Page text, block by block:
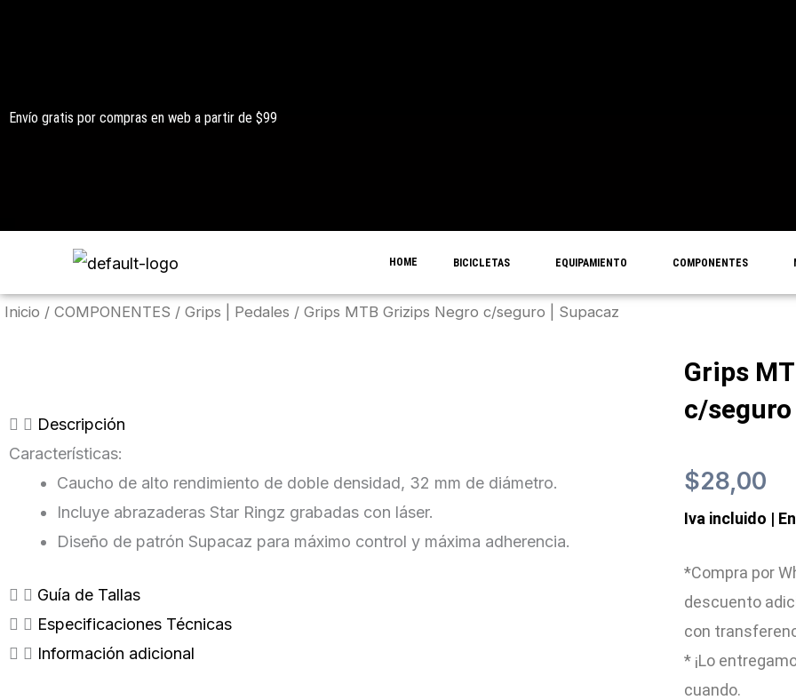
Envío gratis por compras en web a partir de $99
HOME BICICLETAS EQUIPAMIENTO COMPONENTES
Inicio / COMPONENTES / Grips | Pedales / Grips MTB Grizips Negro c/seguro | Supacaz
Descripción
Características:
Caucho de alto rendimiento de doble densidad, 32 mm de diámetro.
Incluye abrazaderas Star Ringz grabadas con láser.
Diseño de patrón Supacaz para máximo control y máxima adherencia.
Guía de Tallas
Especificaciones Técnicas
Información adicional
Grips
c/seguro
$28,00
Iva incluido |
*Compra por
descuento
con
* ¡Lo
cuando.